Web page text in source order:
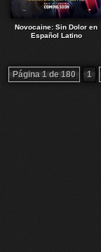
Novocaine: Sin Dolor en
Español Latino
Página 1 de 180 1